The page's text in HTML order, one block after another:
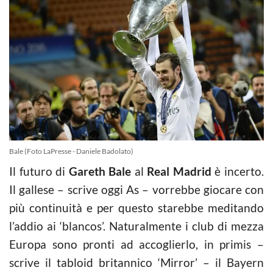
Bale (Foto LaPresse - Daniele Badolato)
Il futuro di Gareth Bale al Real Madrid è incerto.
Il gallese – scrive oggi As – vorrebbe giocare con
più continuità e per questo starebbe meditando
l’addio ai ‘blancos’. Naturalmente i club di mezza
Europa sono pronti ad accoglierlo, in primis –
scrive il tabloid britannico ‘Mirror’ – il Bayern